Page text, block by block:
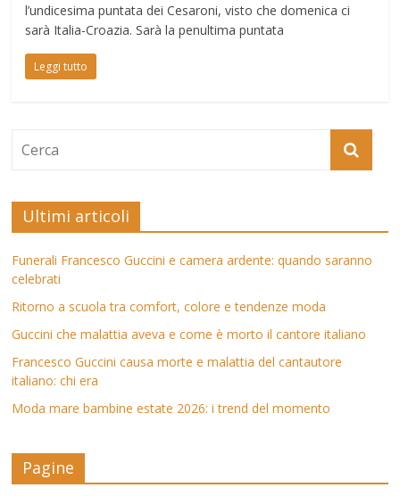
l’undicesima puntata dei Cesaroni, visto che domenica ci
sarà Italia-Croazia. Sarà la penultima puntata
Leggi tutto
Ultimi articoli
Funerali Francesco Guccini e camera ardente: quando saranno
celebrati
Ritorno a scuola tra comfort, colore e tendenze moda
Guccini che malattia aveva e come è morto il cantore italiano
Francesco Guccini causa morte e malattia del cantautore
italiano: chi era
Moda mare bambine estate 2026: i trend del momento
Pagine